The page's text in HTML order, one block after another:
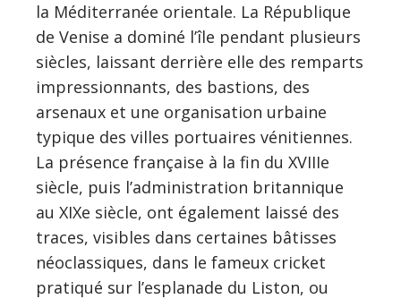
la Méditerranée orientale. La République
de Venise a dominé l’île pendant plusieurs
siècles, laissant derrière elle des remparts
impressionnants, des bastions, des
arsenaux et une organisation urbaine
typique des villes portuaires vénitiennes.
La présence française à la fin du XVIIIe
siècle, puis l’administration britannique
au XIXe siècle, ont également laissé des
traces, visibles dans certaines bâtisses
néoclassiques, dans le fameux cricket
pratiqué sur l’esplanade du Liston, ou